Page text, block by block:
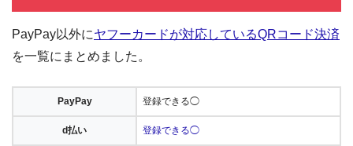
PayPay以外にヤフーカードが対応しているQRコード決済
を一覧にまとめました。
PayPay 登録できる◯
d払い 登録できる◯